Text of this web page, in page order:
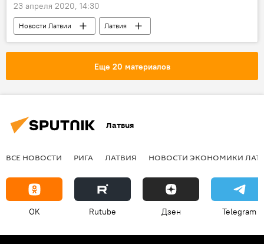
23 апреля 2020, 14:30
Новости Латвии
Латвия
коронавирус
Еще 20 материалов
Латвия
ВСЕ НОВОСТИ РИГА ЛАТВИЯ НОВОСТИ ЭКОНОМИКИ
OK Rutube Дзен Telegram